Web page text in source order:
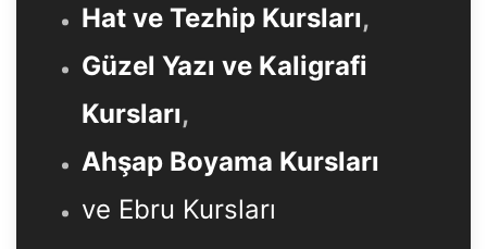
Hat ve Tezhip Kursları,
Güzel Yazı ve Kaligrafi
Kursları,
Ahşap Boyama Kursları
ve Ebru Kursları